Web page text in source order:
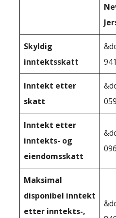
Skyldig
inntektsskatt
941
Inntekt etter
skatt
059
Inntekt etter
inntekts- og
eiendomsskatt
096
Maksimal
disponibel inntekt
etter inntekts-,